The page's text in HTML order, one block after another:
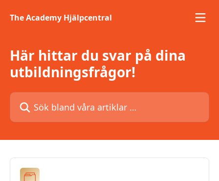
The Academy Hjälpcentral
Här hittar du svar på dina
utbildningsfrågor!
Sök bland våra artiklar …